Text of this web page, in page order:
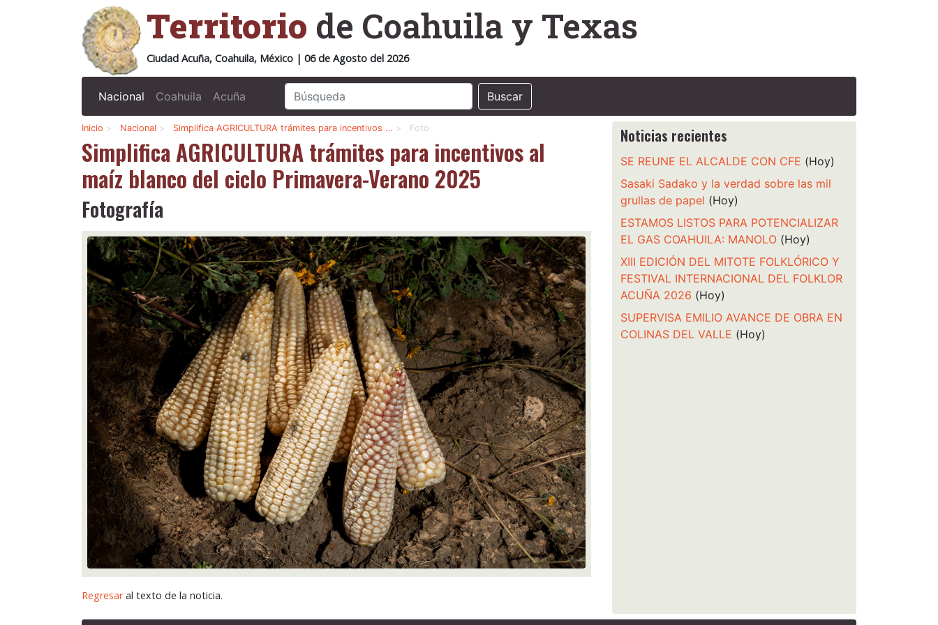
Territorio de Coahuila y Texas
Ciudad Acuña, Coahuila, México | 06 de Agosto del 2026
Nacional Coahuila Acuña Buscar
Inicio > Nacional > Simplifica AGRICULTURA trámites para incentivos … > Foto
Simplifica AGRICULTURA trámites para incentivos al
maíz blanco del ciclo Primavera-Verano 2025
Fotografía
Regresaral texto de la noticia.
Noticias recientes
SE REUNE EL ALCALDE CON CFE (Hoy)
Sasaki Sadako y la verdad sobre las mil
grullas de papel (Hoy)
ESTAMOS LISTOS PARA POTENCIALIZAR
EL GAS COAHUILA: MANOLO (Hoy)
XIII EDICIÓN DEL MITOTE FOLKLÓRICO Y
FESTIVAL INTERNACIONAL DEL FOLKLOR
ACUÑA 2026 (Hoy)
SUPERVISA EMILIO AVANCE DE OBRA EN
COLINAS DEL VALLE (Hoy)